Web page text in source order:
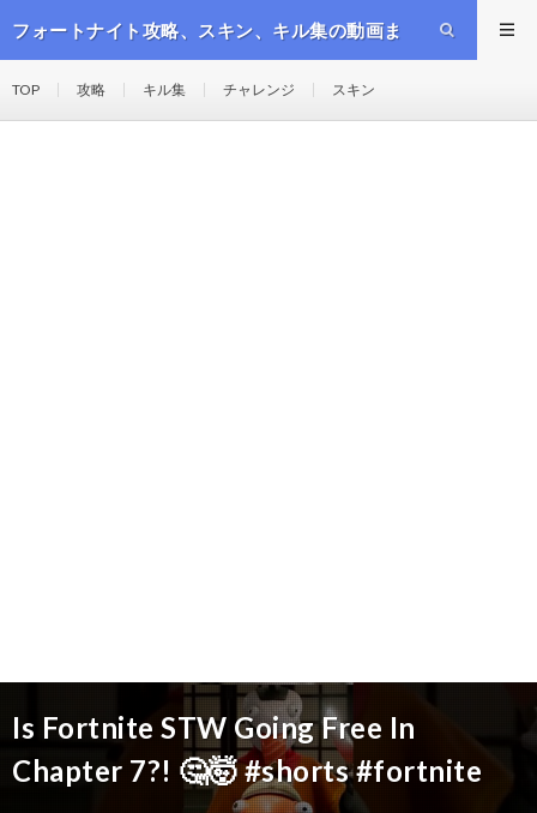
フォートナイト攻略、スキン、キル集の動画ま
TOP 攻略 キル集 チャレンジ スキン
Is Fortnite STW Going Free In
Chapter 7?! 🤔🤯 #shorts #fortnite